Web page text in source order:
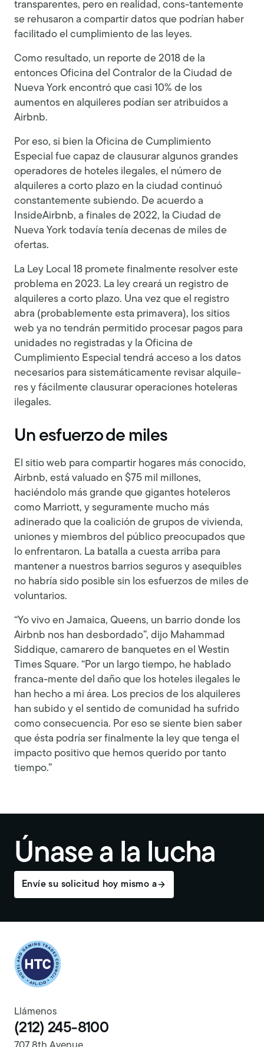
transparentes, pero en realidad, cons-tantemente
se rehusaron a compartir datos que podrían haber
facilitado el cumplimiento de las leyes.
Como resultado, un reporte de 2018 de la
entonces Oficina del Contralor de la Ciudad de
Nueva York encontró que casi 10% de los
aumentos en alquileres podían ser atribuidos a
Airbnb.
Por eso, si bien la Oficina de Cumplimiento
Especial fue capaz de clausurar algunos grandes
operadores de hoteles ilegales, el número de
alquileres a corto plazo en la ciudad continuó
constantemente subiendo. De acuerdo a
InsideAirbnb, a finales de 2022, la Ciudad de
Nueva York todavía tenía decenas de miles de
ofertas.
La Ley Local 18 promete finalmente resolver este
problema en 2023. La ley creará un registro de
alquileres a corto plazo. Una vez que el registro
abra (probablemente esta primavera), los sitios
web ya no tendrán permitido procesar pagos para
unidades no registradas y la Oficina de
Cumplimiento Especial tendrá acceso a los datos
necesarios para sistemáticamente revisar alquile-
res y fácilmente clausurar operaciones hoteleras
ilegales.
Un esfuerzo de miles
El sitio web para compartir hogares más conocido,
Airbnb, está valuado en $75 mil millones,
haciéndolo más grande que gigantes hoteleros
como Marriott, y seguramente mucho más
adinerado que la coalición de grupos de vivienda,
uniones y miembros del público preocupados que
lo enfrentaron. La batalla a cuesta arriba para
mantener a nuestros barrios seguros y asequibles
no habría sido posible sin los esfuerzos de miles de
voluntarios.
“Yo vivo en Jamaica, Queens, un barrio donde los
Airbnb nos han desbordado”, dijo Mahammad
Siddique, camarero de banquetes en el Westin
Times Square. “Por un largo tiempo, he hablado
franca-mente del daño que los hoteles ilegales le
han hecho a mi área. Los precios de los alquileres
han subido y el sentido de comunidad ha sufrido
como consecuencia. Por eso se siente bien saber
que ésta podría ser finalmente la ley que tenga el
impacto positivo que hemos querido por tanto
tiempo.”
Únase a la lucha
Envíe su solicitud hoy mismo a
Return to homepage
Llámenos
(212) 245-8100